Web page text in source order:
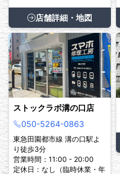
店舗詳細・地図
ストックラボ溝の口店
050-5264-0863
東急田園都市線 溝の口駅よ
り徒歩3分
営業時間：11:00 - 20:00
定休日：なし（臨時休業・年